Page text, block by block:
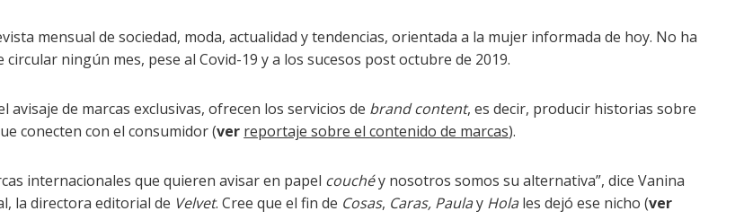
mensual de sociedad, moda, actualidad y tendencias, orientada a la mujer informada de hoy. No ha
circular ningún mes, pese al Covid-19 y a los sucesos post octubre de 2019.
avisaje de marcas exclusivas, ofrecen los servicios de brand content, es decir, producir historias sobre
conecten con el consumidor (ver reportaje sobre el contenido de marcas).
internacionales que quieren avisar en papel couchéy nosotros somos su alternativa”, dice Vanina
la directora editorial de Velvet. Cree que el fin de Cosas, Caras, Paulay Hola les dejó ese nicho (ver